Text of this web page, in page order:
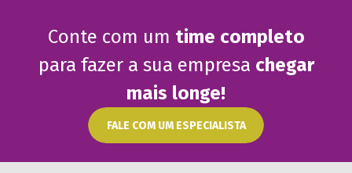
Conte com um time completo
para fazer a sua empresa chegar
mais longe!
FALE COM UM ESPECIALISTA